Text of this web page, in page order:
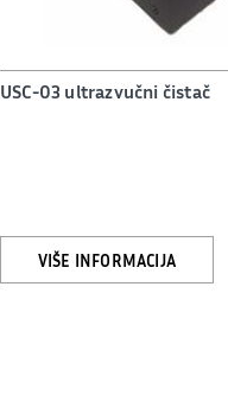
USC-03 ultrazvučni čistač
VIŠE INFORMACIJA